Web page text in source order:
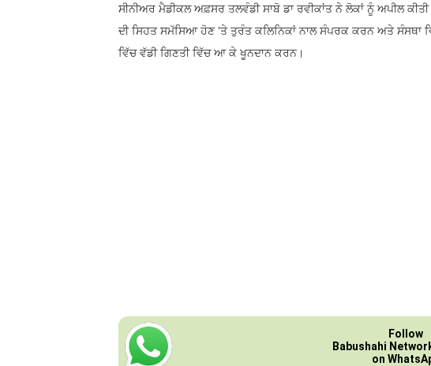
ਸੀਨੀਅਰ ਮੈਡੀਕਲ ਅਫ਼ਸਰ ਤਲਵੰਡੀ ਸਾਬੋ ਡਾ ਰਵੀਕਾਂਤ ਨੇ ਲੋਕਾਂ ਨੂੰ ਅਪੀਲ
ਦੀ ਸਿਹਤ ਸਮੱਸਿਆ ਹੋਣ 'ਤੇ ਤੁਰੰਤ ਕਲਿਨਿਕਾਂ ਨਾਲ ਸੰਪਰਕ ਕਰਨ ਅਤੇ ਸੰਸਥਾ
ਵਿੱਚ ਵੱਡੀ ਗਿਣਤੀ ਵਿੱਚ ਆ ਕੇ ਖੂਨਦਾਨ ਕਰਨ।
Follow
Babushahi
on